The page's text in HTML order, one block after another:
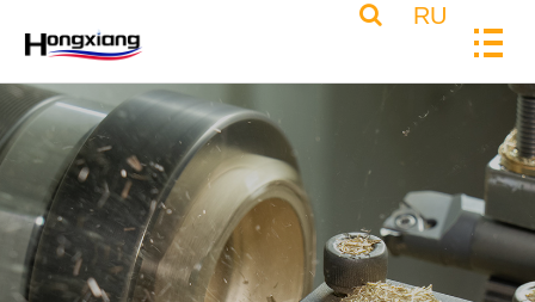
RU